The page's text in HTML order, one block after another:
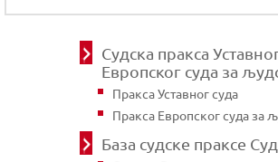
Судска пракса
Европског суда за
Пракса Уставног суда
Пракса Европског суда за
База судске праксе